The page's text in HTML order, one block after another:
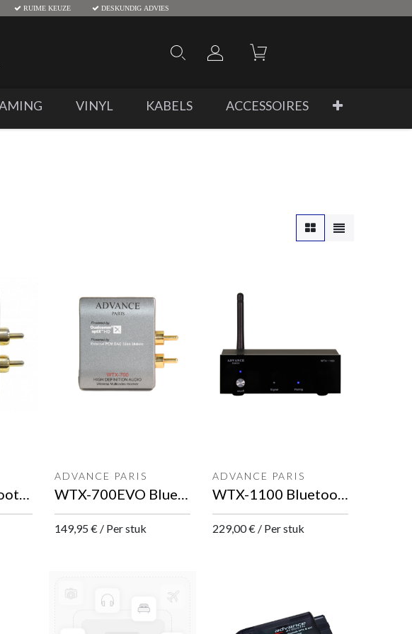
RUIME KEUZE DESKUNDIG ADVIES
VINYL KABELS ACCESSOIRES
WTX-500 Bluetooth ontvanger
ADVANCE PARIS
WTX-700EVO Bluetooth ontvanger
149,95€ / Per stuk
ADVANCE PARIS
WTX-1100 Bluetooth ontvanger
229,00€ / Per stuk